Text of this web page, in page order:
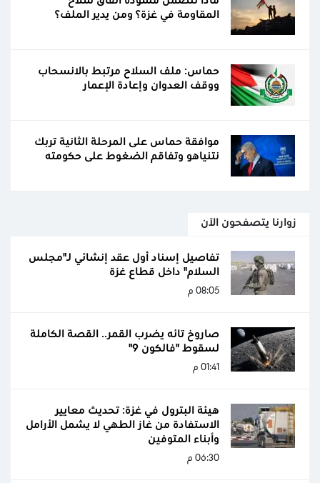
المقاومة في غزة؟ ومن يدير الملف؟
حماس: ملف السلاح مرتبط بالانسحاب
ووقف العدوان وإعادة الإعمار
موافقة حماس على المرحلة الثانية تربك
نتنياهو وتفاقم الضغوط على حكومته
زوارنا يتصفحون الآن
تفاصيل إسناد أول عقد إنشائي لـ"مجلس
السلام" داخل قطاع غزة
08:05 م
صاروخ تائه يضرب القمر.. القصة الكاملة
لسقوط "فالكون 9"
01:41 م
هيئة البترول في غزة: تحديث معايير
الاستفادة من غاز الطهي لا يشمل الأرامل
وأبناء المتوفين
06:30 م